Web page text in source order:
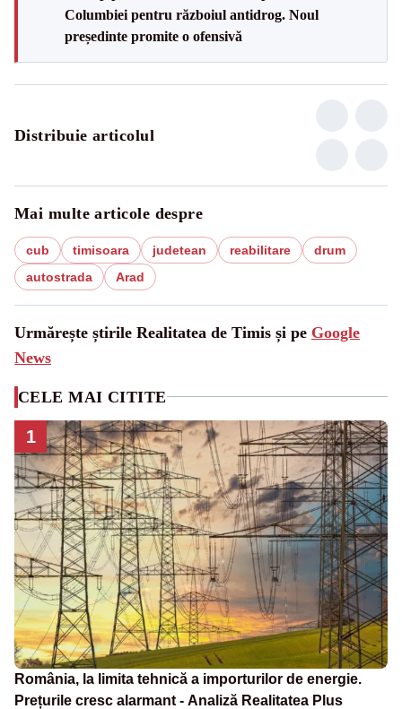
Columbiei pentru războiul antidrog. Noul
președinte promite o ofensivă
Distribuie articolul
Mai multe articole despre
cub timisoara judetean reabilitare
drum
autostrada
Arad
Urmărește știrile Realitatea de Timis și pe Google
News
CELE MAI CITITE
1
România, la limita tehnică a importurilor de energie.
Prețurile cresc alarmant - Analiză Realitatea Plus